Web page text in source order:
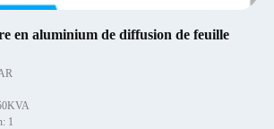
en aluminium de diffusion de feuille
1